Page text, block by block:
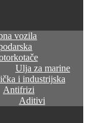
vozila
Ulja za marine
i industrijska
Antifrizi
Aditivi